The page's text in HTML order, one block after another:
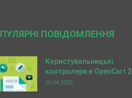
ПОВІДОМЛЕННЯ
Користувальницькі
контролери в OpenCart 2
20.04.2020